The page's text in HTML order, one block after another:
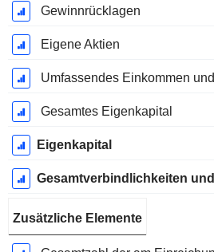
Gewinnrücklagen
Eigene Aktien
Umfassendes Einkommen
Gesamtes Eigenkapital
Eigenkapital
Gesamtverbindlichkeiten
Zusätzliche Elemente